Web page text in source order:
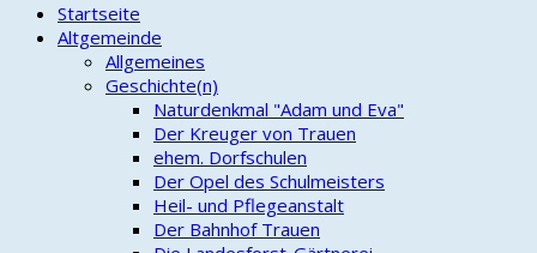
Startseite
Altgemeinde
Allgemeines
Geschichte(n)
Naturdenkmal "Adam und Eva"
Der Kreuger von Trauen
ehem. Dorfschulen
Der Opel des Schulmeisters
Heil- und Pflegeanstalt
Der Bahnhof Trauen